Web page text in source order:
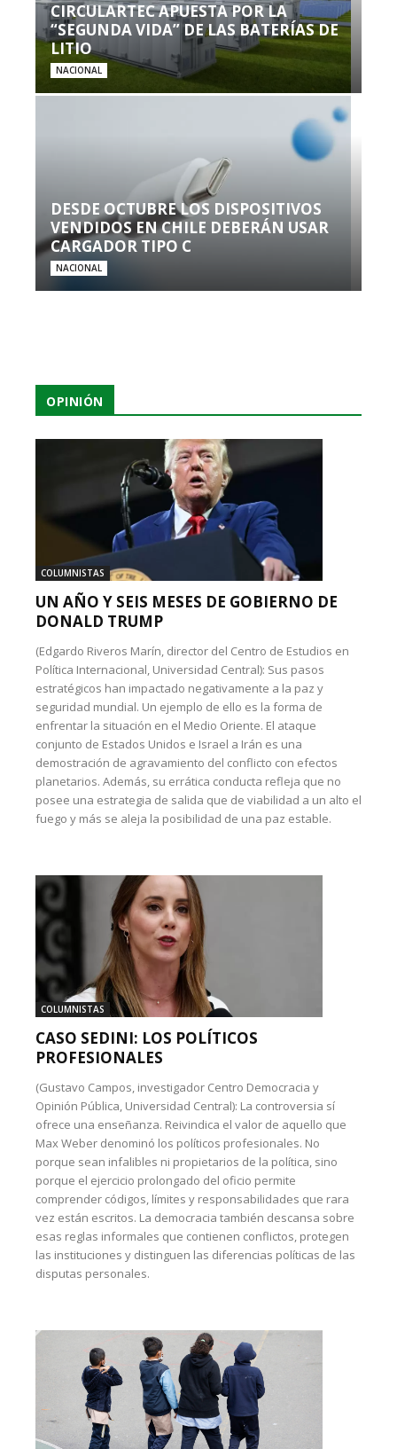
CIRCULARTEC APUESTA POR LA
“SEGUNDA VIDA” DE LAS BATERÍAS DE
LITIO
NACIONAL
DESDE OCTUBRE LOS DISPOSITIVOS
VENDIDOS EN CHILE DEBERÁN USAR
CARGADOR TIPO C
NACIONAL
OPINIÓN
COLUMNISTAS
UN AÑO Y SEIS MESES DE GOBIERNO DE
DONALD TRUMP
(Edgardo Riveros Marín, director del Centro de Estudios en
Política Internacional, Universidad Central): Sus pasos
estratégicos han impactado negativamente a la paz y
seguridad mundial. Un ejemplo de ello es la forma de
enfrentar la situación en el Medio Oriente. El ataque
conjunto de Estados Unidos e Israel a Irán es una
demostración de agravamiento del conflicto con efectos
planetarios. Además, su errática conducta refleja que no
posee una estrategia de salida que de viabilidad a un alto el
fuego y más se aleja la posibilidad de una paz estable.
COLUMNISTAS
CASO SEDINI: LOS POLÍTICOS
PROFESIONALES
(Gustavo Campos, investigador Centro Democracia y
Opinión Pública, Universidad Central): La controversia sí
ofrece una enseñanza. Reivindica el valor de aquello que
Max Weber denominó los políticos profesionales. No
porque sean infalibles ni propietarios de la política, sino
porque el ejercicio prolongado del oficio permite
comprender códigos, límites y responsabilidades que rara
vez están escritos. La democracia también descansa sobre
esas reglas informales que contienen conflictos, protegen
las instituciones y distinguen las diferencias políticas de las
disputas personales.